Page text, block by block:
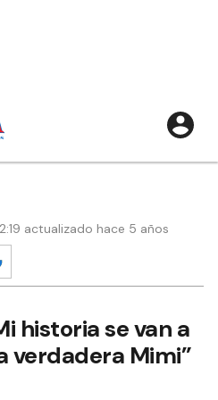
actualizado hace 5 años
historia se van a
verdadera Mimi”